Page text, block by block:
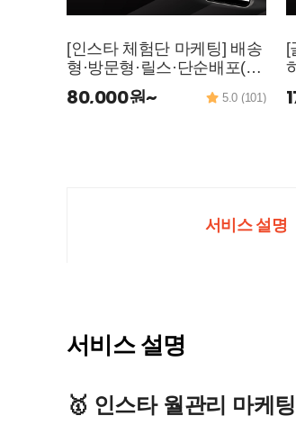
[인스타 체험단 마케팅] 배송
형·방문형·릴스·단순배포(기
자단) 스토어 활성화
80,000원~ 5.0 (101)
[
서비스 설명
서비스 설명
🥇 인스타 월관리 마케